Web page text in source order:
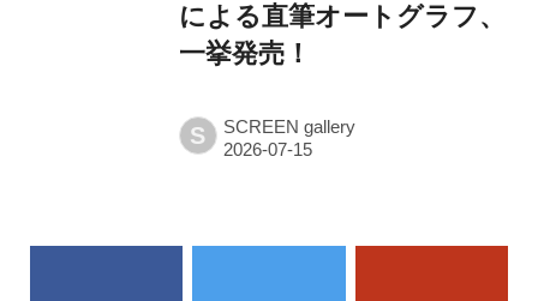
による直筆オートグラフ、
一挙発売！
S SCREEN gallery